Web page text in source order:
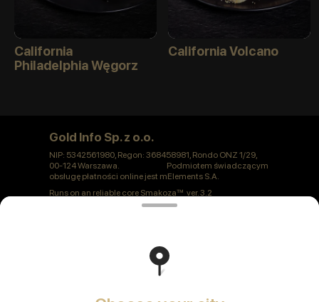
California
Philadelphia Węgorz
California Volcano
Gold Info Sp. z o.o.
NIP: 5342561980, Regon: 368458981, Rondo ONZ 1/29,
00-124 Warszawa. Podmiotem świadczącym
obsługę płatności online jest mElements S.A.
Runs on an reliable core Smakozaver. 3.2
Polityka prywatności